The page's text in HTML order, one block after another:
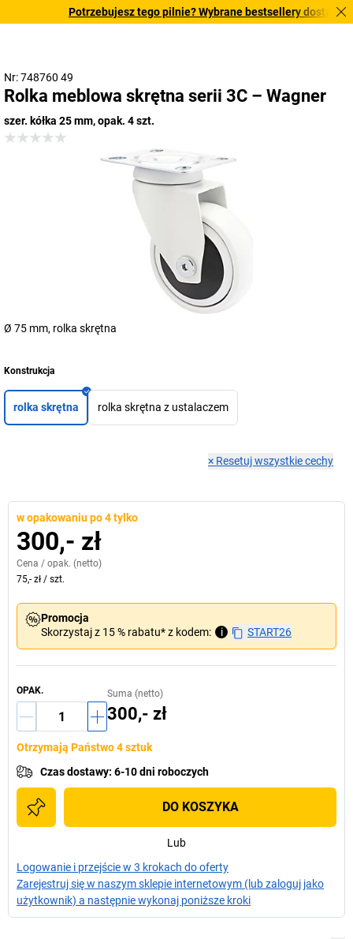
Potrzebujesz tego pilnie? Wybrane bestsellery
Nr: 748760 49
Rolka meblowa skrętna serii 3C – Wagner
szer. kółka 25 mm, opak. 4 szt.
Ø 75 mm, rolka skrętna
Konstrukcja
rolka skrętna rolka skrętna z ustalaczem
× Resetuj wszystkie cechy
w opakowaniu po 4 tylko
300,- zł
Cena / opak. (netto)
75,- zł / szt.
Promocja
Skorzystaj z 15 % rabatu* z kodem:
i START26
OPAK. Suma (netto)
300,- zł
Otrzymają Państwo 4 sztuk
Czas dostawy: 6-10 dni roboczych
DO KOSZYKA
Lub
Logowanie i przejście w 3 krokach do oferty
Zarejestruj się w naszym sklepie internetowym (lub zaloguj jako
użytkownik) a następnie wykonaj poniższe kroki